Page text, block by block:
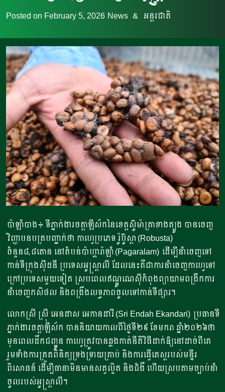
Posted on February 5, 2026 News & អន្តរជាតិ
ប៉ាឡាំបាង៖ ទីភ្នាក់ងារចត្តាឡីស័កនៃខេត្តស៊ូម៉ាត្រាខាងត្បូង បានចេញ
វិញ្ញាបនបត្របញ្ជាក់ថា កាហ្វេប្រភេទ រ៉ូប៊ូស្តា (Robusta)
ចំនួន៨,៨តោន នៅតំបន់ប៉ាហ្គារ៉ាឡាំ (Pagaralam) ដើម្បីនាំចេញទៅ
កាន់ទីក្រុងស៊ីដនី ប្រទេសអូស្ត្រាលី ដែលនេះគឺជាការនាំចេញកាហ្វេទៅ
ក្រៅប្រទេសមួយទៀត ស្របពេលឥណ្ឌូណេស៊ីកំពុងព្យាយាមពង្រីកការ
នាំចេញកសិផល និងពង្រឹងលទ្ធភាពចូលទៅកាន់ទីផ្សារ។
លោកស្រី ស្រ៊ី អេនដាស អេកានដារី (Sri Endah Ekandari) ប្រធានទី
ភ្នាក់ងារចត្តាឡីស័ក បាននិយាយកាលពីថ្ងៃទី២៩​ ខែមករា ឆ្នាំ២០២៦ថា
មុនពេលដឹកជញ្ជូន កាហ្វេត្រូវបានឆ្លងកាត់នីតិវិធីដាក់ឱ្យនៅដាច់ពីគេ
រួមទាំងការត្រួតពិនិត្យទ្រងទ្រាយគ្រាប់ និងការធ្វើតេស្តរបស់មន្ទីរ
ពិសោធន៍ ដើម្បីធានាមិនមានសត្វល្អិត និងជំងឺ ហើយស្របតាមច្បាប់នាំ
ចូលរបស់អូស្ត្រាលី។